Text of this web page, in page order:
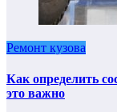
Ремонт кузова
Как определить
это важно